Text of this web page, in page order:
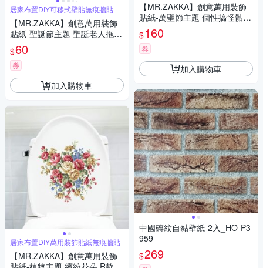
居家布置DIY可移式壁貼無痕牆貼
【MR.ZAKKA】創意萬用裝飾
貼紙-聖誕節主題 聖誕老人拖禮
物 居家節慶布置 DIY可移式壁
貼 無痕壁貼 牆貼
$60
券
加入購物車
居家布置DIY萬用裝飾貼紙無痕牆貼
【MR.ZAKKA】創意萬用裝飾
【MR.ZAKKA】創意萬用裝飾
貼紙-萬聖節主題 個性搞怪骷髏
頭 E款 居家布置 DIY可移式壁
貼 無痕壁貼 牆貼
$160
券
加入購物車
中國磚紋自黏壁紙-2入_HO-P3
959
$269